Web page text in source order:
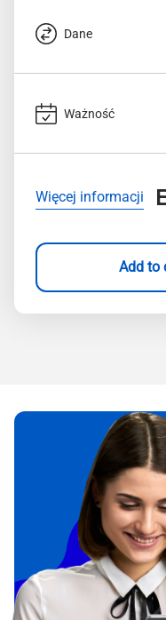
Dane
Ważność
Więcej informacji
Add to